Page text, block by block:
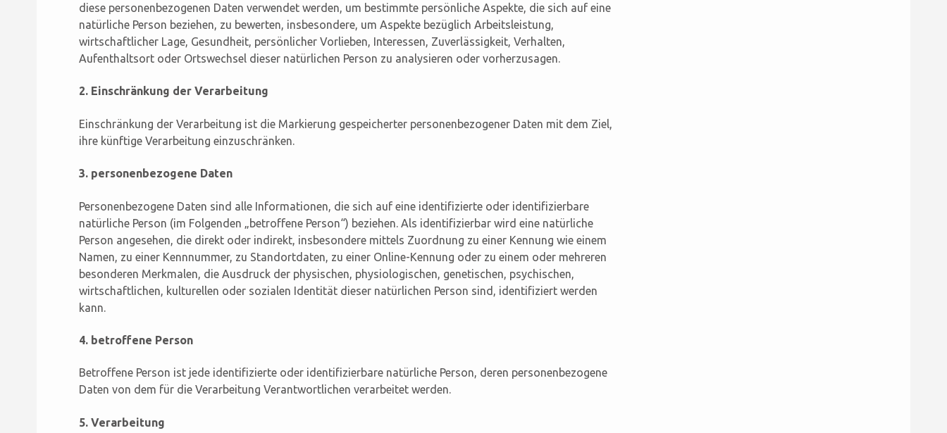
diese personenbezogenen Daten verwendet werden, um bestimmte persönliche Aspekte, die sich auf eine
natürliche Person beziehen, zu bewerten, insbesondere, um Aspekte bezüglich Arbeitsleistung,
wirtschaftlicher Lage, Gesundheit, persönlicher Vorlieben, Interessen, Zuverlässigkeit, Verhalten,
Aufenthaltsort oder Ortswechsel dieser natürlichen Person zu analysieren oder vorherzusagen.
2. Einschränkung der Verarbeitung
Einschränkung der Verarbeitung ist die Markierung gespeicherter personenbezogener Daten mit dem Ziel,
ihre künftige Verarbeitung einzuschränken.
3. personenbezogene Daten
Personenbezogene Daten sind alle Informationen, die sich auf eine identifizierte oder identifizierbare
natürliche Person (im Folgenden „betroffene Person“) beziehen. Als identifizierbar wird eine natürliche
Person angesehen, die direkt oder indirekt, insbesondere mittels Zuordnung zu einer Kennung wie einem
Namen, zu einer Kennnummer, zu Standortdaten, zu einer Online-Kennung oder zu einem oder mehreren
besonderen Merkmalen, die Ausdruck der physischen, physiologischen, genetischen, psychischen,
wirtschaftlichen, kulturellen oder sozialen Identität dieser natürlichen Person sind, identifiziert werden
kann.
4. betroffene Person
Betroffene Person ist jede identifizierte oder identifizierbare natürliche Person, deren personenbezogene
Daten von dem für die Verarbeitung Verantwortlichen verarbeitet werden.
5. Verarbeitung